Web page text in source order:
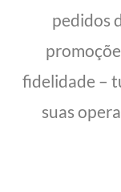
pedidos
fidelidade –
suas